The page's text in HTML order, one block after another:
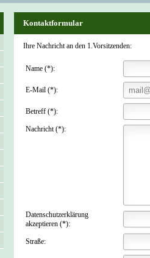
Kontaktformular
Ihre Nachricht an den 1.Vorsitzenden:
Name (*):
E-Mail (*):
Betreff (*):
Nachricht (*):
Datenschutzerklärung
akzeptieren (*):
Straße: